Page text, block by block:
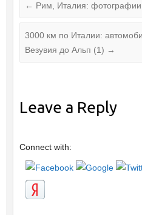
← Рим, Италия: фотографии
3000 км по Италии:
Везувия до Альп (1) →
Leave a Reply
Connect with: